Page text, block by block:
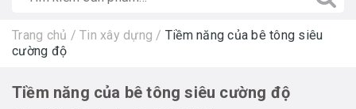
Trang chủ / Tin xây dựng / Tiềm năng của bê tông siêu
cường độ
Tiềm năng của bê tông siêu cường độ